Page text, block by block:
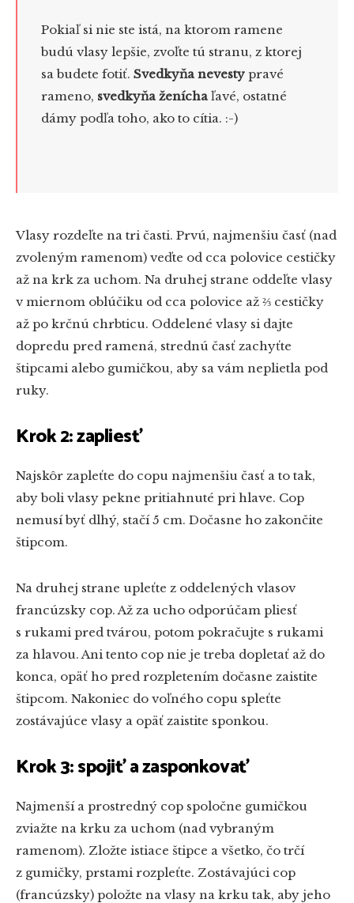
Pokiaľ si nie ste istá, na ktorom ramene
budú vlasy lepšie, zvoľte tú stranu, z ktorej
sa budete fotiť. Svedkyňa nevesty pravé
rameno, svedkyňa ženícha ľavé, ostatné
dámy podľa toho, ako to cítia. :-)
Vlasy rozdeľte na tri časti. Prvú, najmenšiu časť (nad
zvoleným ramenom) veďte od cca polovice cestičky
až na krk za uchom. Na druhej strane oddeľte vlasy
v miernom oblúčiku od cca polovice až ⅔ cestičky
až po krčnú chrbticu. Oddelené vlasy si dajte
dopredu pred ramená, strednú časť zachyťte
štipcami alebo gumičkou, aby sa vám neplietla pod
ruky.
Krok 2: zapliesť
Najskôr zapleťte do copu najmenšiu časť a to tak,
aby boli vlasy pekne pritiahnuté pri hlave. Cop
nemusí byť dlhý, stačí 5 cm. Dočasne ho zakončite
štipcom.
Na druhej strane upleťte z oddelených vlasov
francúzsky cop. Až za ucho odporúčam pliesť
s rukami pred tvárou, potom pokračujte s rukami
za hlavou. Ani tento cop nie je treba dopletať až do
konca, opäť ho pred rozpletením dočasne zaistite
štipcom. Nakoniec do voľného copu spleťte
zostávajúce vlasy a opäť zaistite sponkou.
Krok 3: spojiť a zasponkovať
Najmenší a prostredný cop spoločne gumičkou
zviažte na krku za uchom (nad vybraným
ramenom). Zložte istiace štipce a všetko, čo trčí
z gumičky, prstami rozpleťte. Zostávajúci cop
(francúzsky) položte na vlasy na krku tak, aby jeho